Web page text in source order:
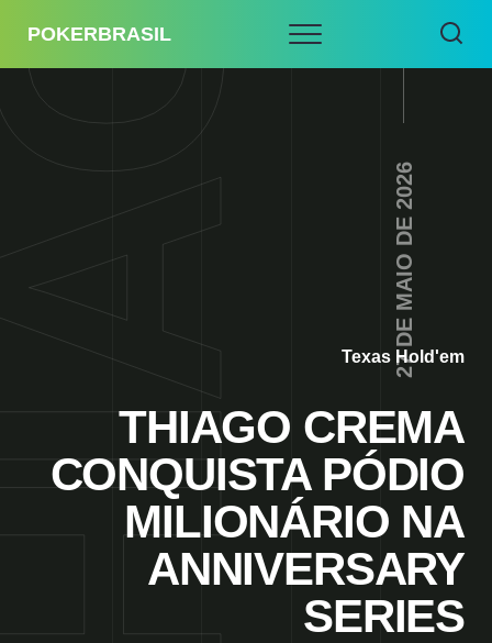
POKERBRASIL
27 DE MAIO DE 2026
Texas Hold'em
THIAGO CREMA
CONQUISTA PÓDIO
MILIONÁRIO NA
ANNIVERSARY
SERIES